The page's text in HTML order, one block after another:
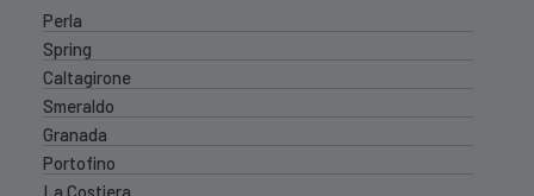
Perla
Spring
Caltagirone
Smeraldo
Granada
Portofino
La Costiera